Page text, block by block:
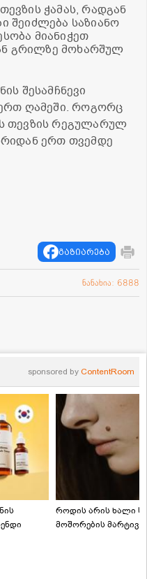
ჭამას, რადგან
შეიძლება საზიანო
მიანიჭეთ
გრილზე მოხარშულ
შესამჩნევი
ღამეში. როგორც
თევზის რეგულარულ
ერთ თვემდე
გაზიარება
ნანახია: 6888
sponsored by ContentRoom
როდის არის ხალი
მოშორების